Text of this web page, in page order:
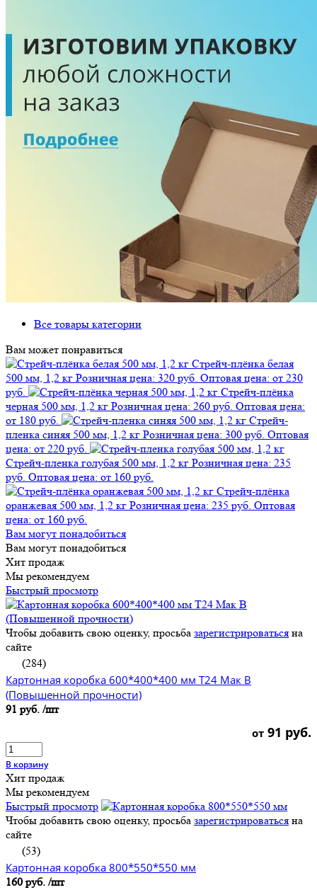
Все товары категории
Вам может понравиться
Стрейч-плёнка белая
500 мм, 1,2 кг Розничная цена: 320 руб. Оптовая цена: от 230
руб.
Стрейч-плёнка
черная 500 мм, 1,2 кг Розничная цена: 260 руб. Оптовая цена:
от 180 руб.
Стрейч-
пленка синяя 500 мм, 1,2 кг Розничная цена: 300 руб. Оптовая
цена: от 220 руб.
Стрейч-пленка голубая 500 мм, 1,2 кг Розничная цена: 235
руб. Оптовая цена: от 160 руб.
Стрейч-плёнка
оранжевая 500 мм, 1,2 кг Розничная цена: 235 руб. Оптовая
цена: от 160 руб.
Вам могут понадобиться
Вам могут понадобиться
Хит продаж
Мы рекомендуем
Быстрый просмотр
Чтобы добавить свою оценку, просьба зарегистрироваться на
сайте
(284)
Картонная коробка 600*400*400 мм Т24 Мак В
(Повышенной прочности)
91 руб. /шт
от 91 руб.
В корзину
Хит продаж
Мы рекомендуем
Быстрый просмотр
Чтобы добавить свою оценку, просьба зарегистрироваться на
сайте
(53)
Картонная коробка 800*550*550 мм
160 руб. /шт